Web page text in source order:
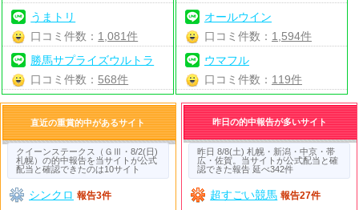
うまトリ
口コミ件数： 1,081件
勝馬サプライズウルトラ
口コミ件数： 568件
オールウイン
口コミ件数： 1,594件
ウマフル
口コミ件数： 119件
直近の重賞的中があるサイト
クイーンステークス（ＧⅢ・8/2(日)
札幌）の的中報告を当サイトが公式
配当と確認できたのは10サイト
シンクロ 報告3件
昨日の的中報告が多いサイト
昨日 8/8(土) 札幌・新潟・中京・帯
広・佐賀。当サイトが公式配当と確
認できた報告 延べ342件
超すごい競馬 報告27件